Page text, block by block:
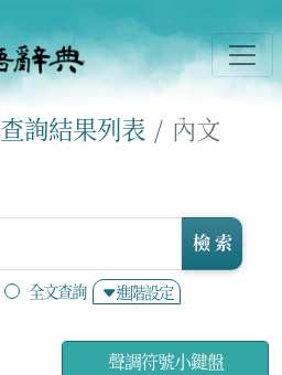
查詢結果列表 內文
全文查詢 進階設定
檢 索
聲調符號小鍵盤